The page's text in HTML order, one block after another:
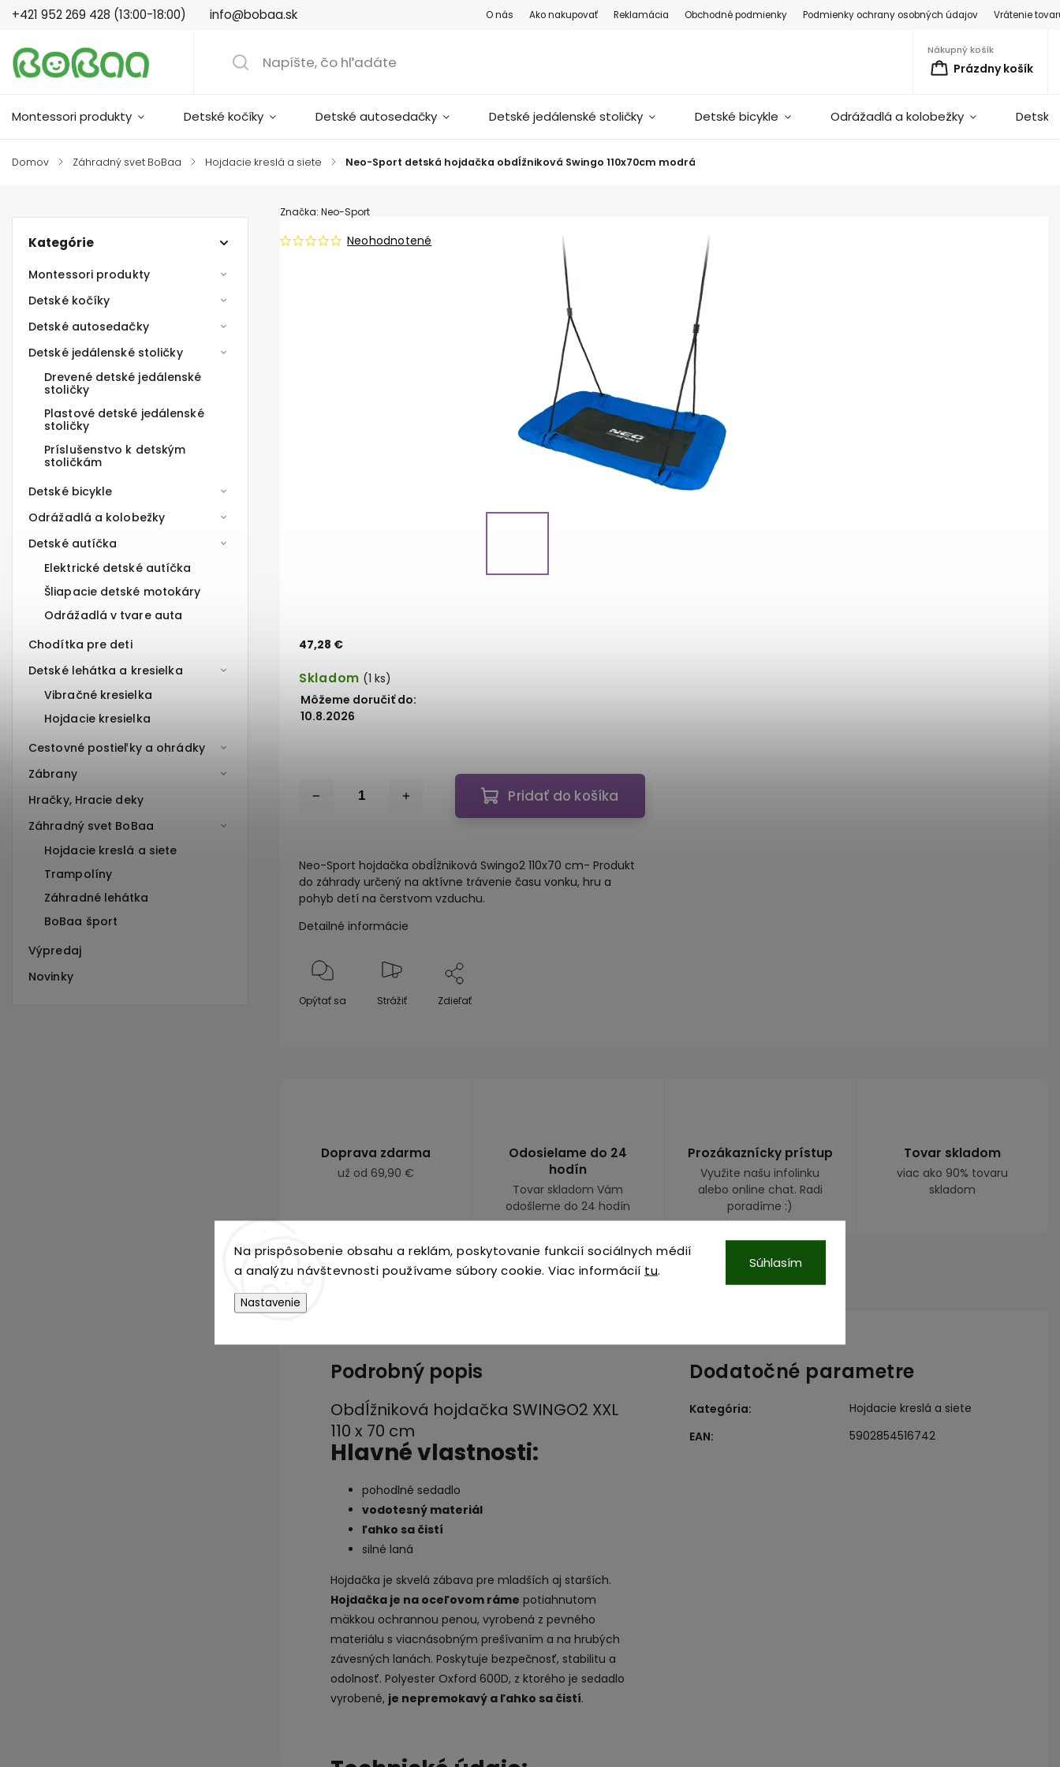
Na prispôsobenie obsahu a reklám, poskytovanie funkcií sociálnych médií
a analýzu návštevnosti používame súbory cookie. Viac informácií tu.
Nastavenie
Súhlasím
+421 952 269 428 (13:00-18:00) info@bobaa.sk O nás Ako nakupovať Reklamácia Obchodné podmienky Podmienky ochrany osobných údajov Vrátenie
Nákupný košík
Prázdny košík
Montessori produkty Detské kočíky Detské autosedačky Detské jedálenské stoličky Detské bicykle Odrážadlá a kolobežky
Domov / Záhradný svet BoBaa / Hojdacie kreslá a siete / Neo-Sport detská hojdačka obdĺžniková Swingo 110x70cm modrá
Kategórie
Montessori produkty
Detské kočíky
Detské autosedačky
Detské jedálenské stoličky
Drevené detské jedálenské
stoličky
Plastové detské jedálenské
stoličky
Príslušenstvo k detským
stoličkám
Detské bicykle
Odrážadlá a kolobežky
Detské autíčka
Elektrické detské autíčka
Šliapacie detské motokáry
Odrážadlá v tvare auta
Chodítka pre deti
Detské lehátka a kresielka
Vibračné kresielka
Hojdacie kresielka
Cestovné postieľky a ohrádky
Zábrany
Hračky, Hracie deky
Záhradný svet BoBaa
Hojdacie kreslá a siete
Trampolíny
Záhradné lehátka
BoBaa šport
Výpredaj
Novinky
Neohodnotené
Značka: Neo-Sport
47,28 €
Skladom (1 ks)
Môžeme doručiť do:
10.8.2026
Pridať do košíka
Neo-Sport hojdačka obdĺžniková Swingo2 110x70 cm- Produkt
do záhrady určený na aktívne trávenie času vonku, hru a
pohyb detí na čerstvom vzduchu.
Detailné informácie
Opýtať sa Strážiť Zdieľať
Doprava zdarma
už od 69,90 €
Odosielame do 24
hodín
Tovar skladom Vám
odošleme do 24 hodín
Prozákaznícky prístup
Využite našu infolinku
alebo online chat. Radi
poradíme :)
Tovar skladom
viac ako 90% tovaru
skladom
Diskusia
Podrobný popis
Obdĺžniková hojdačka SWINGO2 XXL
110 x 70 cm
Hlavné vlastnosti:
pohodlné sedadlo
vodotesný materiál
ľahko sa čistí
silné laná
Hojdačka je skvelá zábava pre mladších aj starších.
Hojdačka je na oceľovom ráme potiahnutom
mäkkou ochrannou penou, vyrobená z pevného
materiálu s viacnásobným prešívaním a na hrubých
závesných lanách. Poskytuje bezpečnosť, stabilitu a
odolnosť. Polyester Oxford 600D, z ktorého je sedadlo
vyrobené, je nepremokavý a ľahko sa čistí.
Dodatočné parametre
Kategória:
Hojdacie kreslá a siete
EAN: 5902854516742